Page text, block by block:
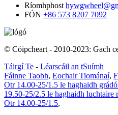
Ríomhphost
FÓN +86 573 8207 7092
© Cóipcheart - 2010-2023: Gach
Táirgí Te - Léarscáil an tSuímh
Fáinne Taobh, Eochair Tiománaí,
Otr 14.00-25/1.5 le haghaidh
19.50-25/2.5 le haghaidh luchtaire
Otr 14.00-25/1.5,